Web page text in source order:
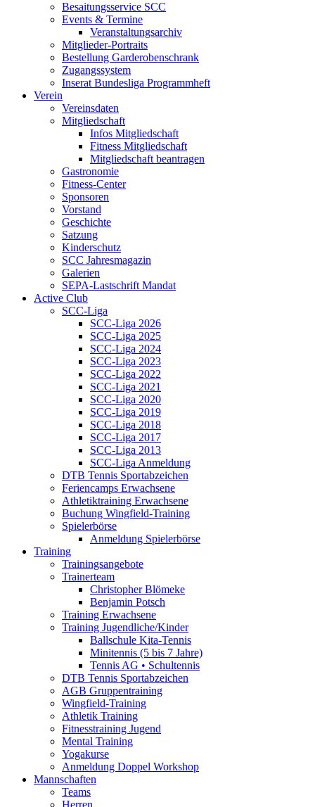
Besaitungsservice SCC
Events & Termine
Veranstaltungsarchiv
Mitglieder-Portraits
Bestellung Garderobenschrank
Zugangssystem
Inserat Bundesliga Programmheft
Verein
Vereinsdaten
Mitgliedschaft
Infos Mitgliedschaft
Fitness Mitgliedschaft
Mitgliedschaft beantragen
Gastronomie
Fitness-Center
Sponsoren
Vorstand
Geschichte
Satzung
Kinderschutz
SCC Jahresmagazin
Galerien
SEPA-Lastschrift Mandat
Active Club
SCC-Liga
SCC-Liga 2026
SCC-Liga 2025
SCC-Liga 2024
SCC-Liga 2023
SCC-Liga 2022
SCC-Liga 2021
SCC-Liga 2020
SCC-Liga 2019
SCC-Liga 2018
SCC-Liga 2017
SCC-Liga 2013
SCC-Liga Anmeldung
DTB Tennis Sportabzeichen
Feriencamps Erwachsene
Athletiktraining Erwachsene
Buchung Wingfield-Training
Spielerbörse
Anmeldung Spielerbörse
Training
Trainingsangebote
Trainerteam
Christopher Blömeke
Benjamin Potsch
Training Erwachsene
Training Jugendliche/Kinder
Ballschule Kita-Tennis
Minitennis (5 bis 7 Jahre)
Tennis AG • Schultennis
DTB Tennis Sportabzeichen
AGB Gruppentraining
Wingfield-Training
Athletik Training
Fitnesstraining Jugend
Mental Training
Yogakurse
Anmeldung Doppel Workshop
Mannschaften
Teams
Herren